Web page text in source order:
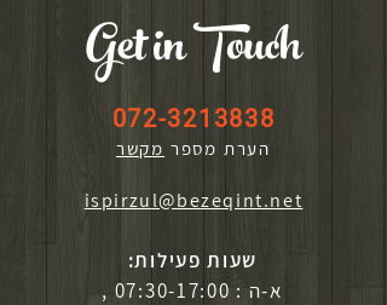
Get in Touch
072-3213838
הערת מספר מקשר
ispirzul@bezeqint.net
שעות פעילות:
א-ה : 07:30-17:00 ,